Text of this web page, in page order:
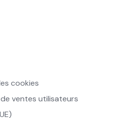
cookies
ventes utilisateurs